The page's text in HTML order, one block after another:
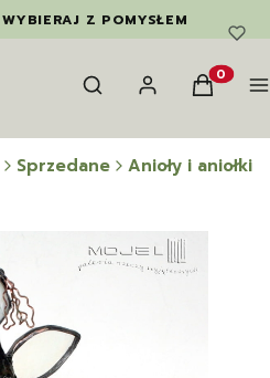
WYBIERAJ Z POMYSŁEM
Otwórz wyszukiwarkę
Szukaj Zaloguj sięKoszyk
Sprzedane Anioły i aniołki